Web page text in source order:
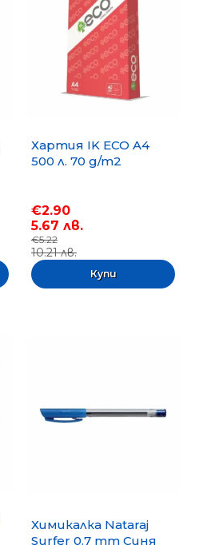
Хартия IK ECO A4
500 л. 70 g/m2
€2.90
5.67 лв.
€5.22
10.21 лв.
Химикалка Nataraj
Surfer 0.7 mm Синя